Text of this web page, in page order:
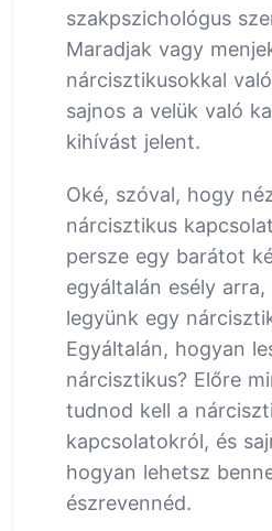
szakpszichológus
Maradjak vagy
nárcisztikusokkal
sajnos a velük való
kihívást jelent.
Oké, szóval, hogy
nárcisztikus
persze egy barátot
egyáltalán esély
legyünk egy
Egyáltalán, hogyan
nárcisztikus? Előre
tudnod kell a
kapcsolatokról, és
hogyan lehetsz
észrevennéd.